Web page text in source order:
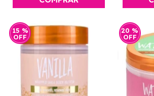
15 %
OFF
20 %
OFF